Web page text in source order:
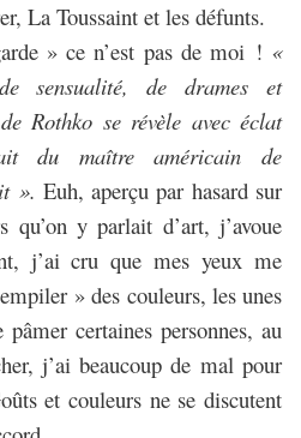
La Toussaint et les défunts.
» ce n’est pas de moi ! «
sensualité, de drames et
Rothko se révèle avec éclat
du maître américain de
». Euh, aperçu par hasard sur
y parlait d’art, j’avoue
j’ai cru que mes yeux me
» des couleurs, les unes
certaines personnes, au
j’ai beaucoup de mal pour
et couleurs ne se discutent